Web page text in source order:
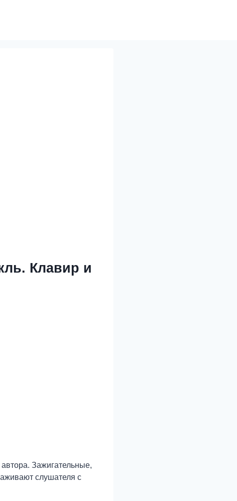
Клавир и
Зажигательные,
слушателя с